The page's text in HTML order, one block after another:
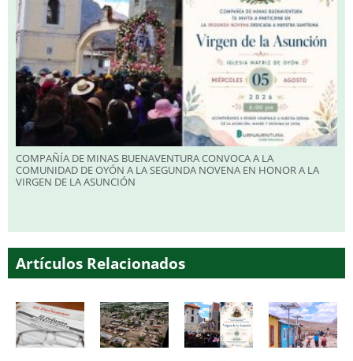
COMPAÑÍA DE MINAS BUENAVENTURA CONVOCA A LA
COMUNIDAD DE OYÓN A LA SEGUNDA NOVENA EN HONOR A LA
VIRGEN DE LA ASUNCIÓN
Artículos Relacionados